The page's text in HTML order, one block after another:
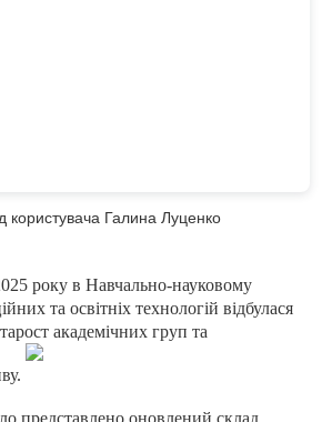
користувача Галина Луценко
року в Навчально-науковому
та освітніх технологій відбулася
академічних груп та